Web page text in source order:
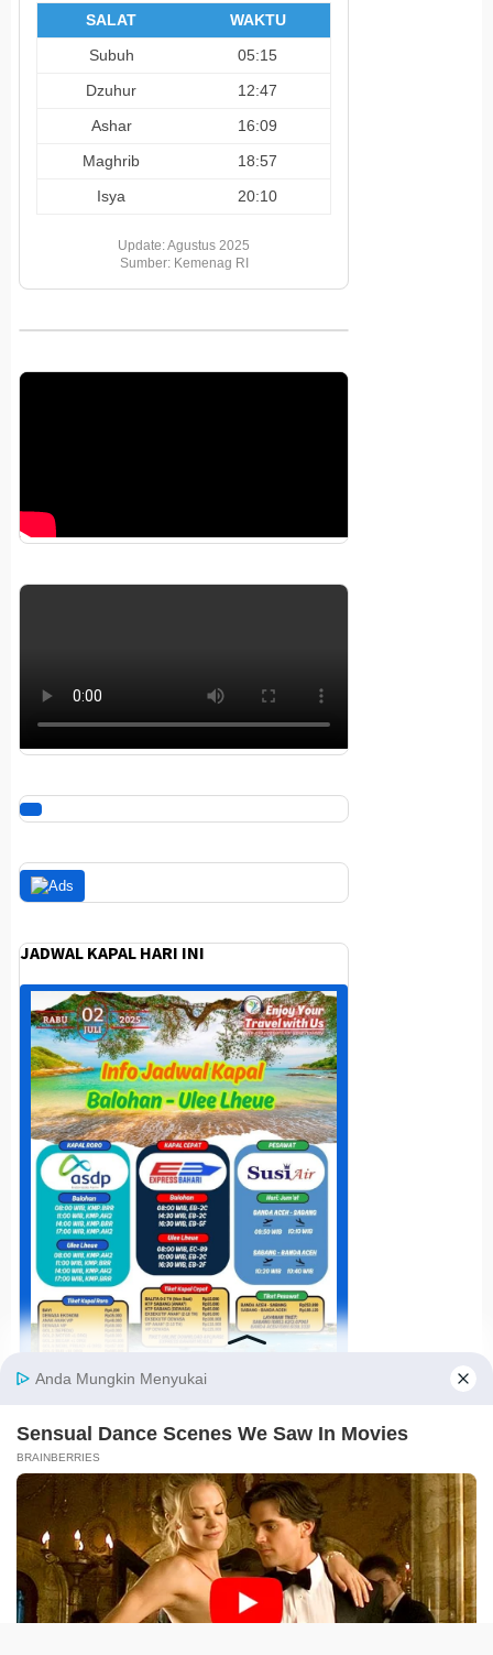
SALAT
WAKTU
Subuh
05:15
Dzuhur
12:47
Ashar
16:09
Maghrib
18:57
Isya
20:10
Update: Agustus 2025
Sumber: Kemenag RI
JADWAL KAPAL HARI INI